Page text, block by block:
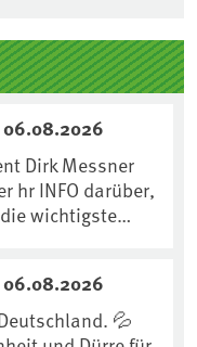
Dirk Messner
hr INFO darüber,
episode/urn
💦